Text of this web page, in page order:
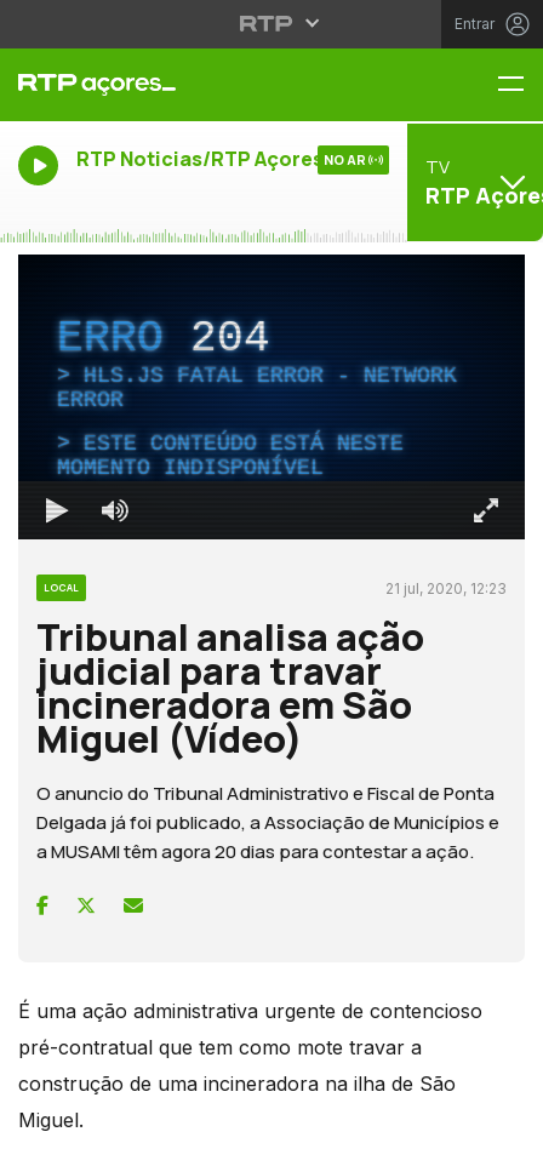
Entrar
RTP Noticias/RTP Açores NO AR TV
RTP
ERRO204
HLS.JS FATAL ERROR - NETWORK
ERROR
ESTE CONTEÚDO ESTÁ NESTE
MOMENTO INDISPONÍVEL
LOCAL 21 jul, 2020, 12:23
Tribunal analisa ação
judicial para travar
incineradora em São
Miguel (Vídeo)
O anuncio do Tribunal Administrativo e Fiscal de Ponta
Delgada já foi publicado, a Associação de Municípios e
a MUSAMI têm agora 20 dias para contestar a ação.
É uma ação administrativa urgente de contencioso
pré-contratual que tem como mote travar a
construção de uma incineradora na ilha de São
Miguel.